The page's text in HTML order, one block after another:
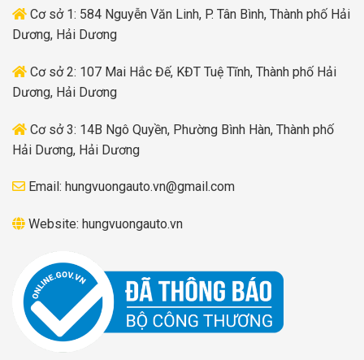
Cơ sở 1: 584 Nguyễn Văn Linh, P. Tân Bình, Thành phố Hải
Dương, Hải Dương
Cơ sở 2: 107 Mai Hắc Đế, KĐT Tuệ Tĩnh, Thành phố Hải
Dương, Hải Dương
Cơ sở 3: 14B Ngô Quyền, Phường Bình Hàn, Thành phố
Hải Dương, Hải Dương
Email: hungvuongauto.vn@gmail.com
Website: hungvuongauto.vn